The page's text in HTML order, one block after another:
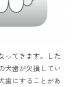
ってきます。した
犬歯が欠損してい
歯にすることがあ